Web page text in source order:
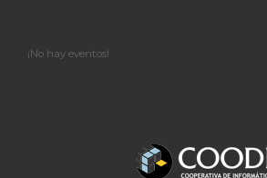
¡No hay eventos!